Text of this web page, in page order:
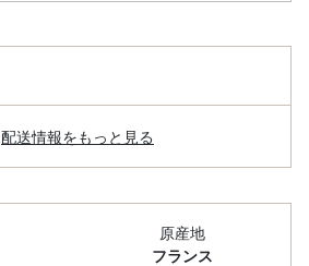
配送情報をもっと見る
原産地
フランス